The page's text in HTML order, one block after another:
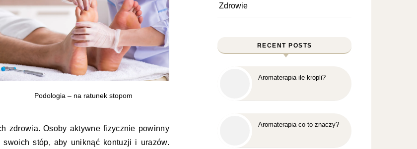
Podologia – na ratunek stopom
zdrowia. Osoby aktywne fizycznie powinny
stóp, aby uniknąć kontuzji i urazów.
Zdrowie
RECENT POSTS
Aromaterapia ile kropli?
Aromaterapia co to znaczy?